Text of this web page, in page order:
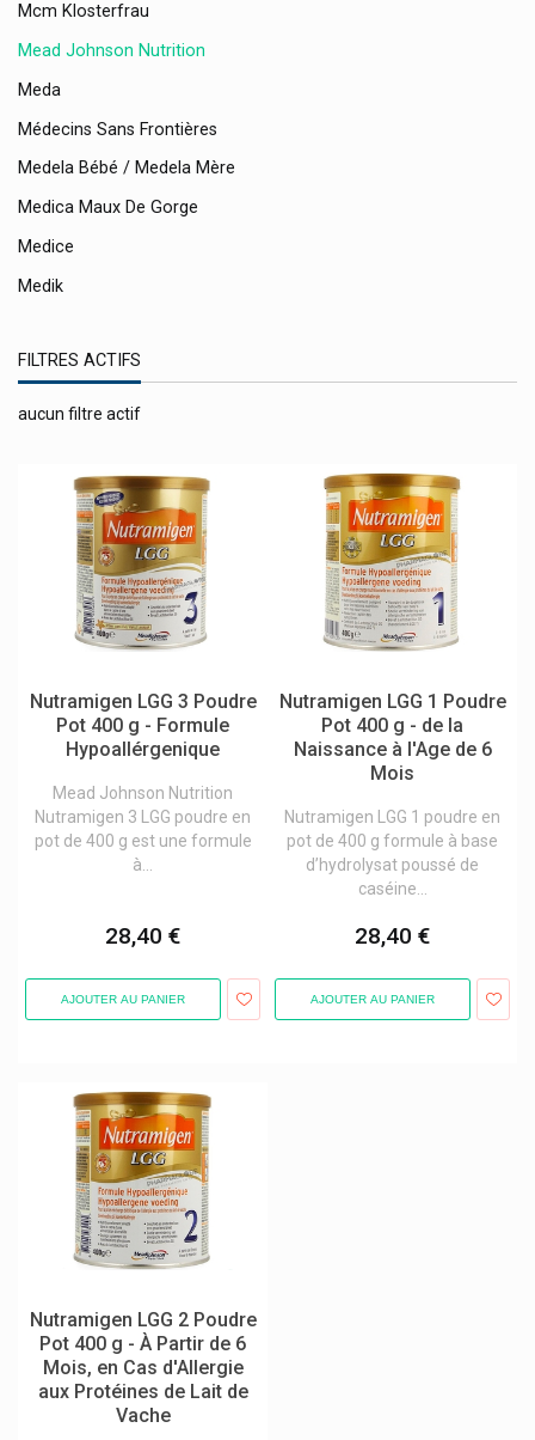
Mcm Klosterfrau
Mead Johnson Nutrition
Meda
Médecins Sans Frontières
Medela Bébé / Medela Mère
Medica Maux De Gorge
Medice
Medik
Melapi - Meli Miel
Melisana
Menarini
Menicon
Merz Contractubex
Metagenics Compléments Alimentaires
Mibetec
Midro
Milan
Miloa Produits Vétérinaires
Minus 417 Cosmétique/-417
Miradent Hygiène Buccale Et Dentaire
Modilac Laits Infantiles En Poudre
Molnlycke Pansements Mepilex Mepitel
Mosquito
Mouskito
Mousticare
Msd
Mucogyne Inconfort Intime
Mucolaxx Toux Productive Kosan Pharma
FILTRES ACTIFS
aucun filtre actif
Nutramigen LGG 3 Poudre
Pot 400 g - Formule
Hypoallérgenique
Mead Johnson Nutrition
Nutramigen 3 LGG poudre en
pot de 400 g est une formule
à...
28,40 €
AJOUTER AU PANIER
Nutramigen LGG 1 Poudre
Pot 400 g - de la
Naissance à l'Age de 6
Mois
Nutramigen LGG 1 poudre en
pot de 400 g formule à base
d’hydrolysat poussé de
caséine...
28,40 €
AJOUTER AU PANIER
Nutramigen LGG 2 Poudre
Pot 400 g - À Partir de 6
Mois, en Cas d'Allergie
aux Protéines de Lait de
Vache